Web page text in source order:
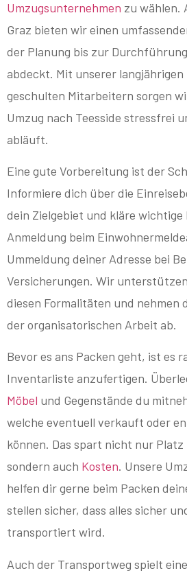
Umzugsunternehmen zu wählen.
Graz bieten wir einen
der Planung bis zur
abdeckt. Mit unserer
geschulten Mitarbeitern sorgen
Umzug nach Teesside stressfrei
abläuft.
Eine gute Vorbereitung ist der
Informiere dich über die
dein Zielgebiet und kläre wichtige
Anmeldung beim
Ummeldung deiner Adresse bei
Versicherungen. Wir
diesen Formalitäten und nehmen
der organisatorischen Arbeit ab.
Bevor es ans Packen geht, ist es
Inventarliste anzufertigen.
Möbel und Gegenstände du
welche eventuell verkauft oder
können. Das spart nicht nur Platz
sondern auch Kosten. Unsere
helfen dir gerne beim Packen
stellen sicher, dass alles sicher
transportiert wird.
Auch der Transportweg spielt